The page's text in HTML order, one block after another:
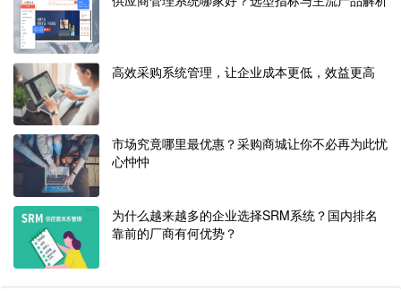
高效采购系统管理，让企业成本更低，效益更高
市场究竟哪里最优惠？采购商城让你不必再为此忧
心忡忡
为什么越来越多的企业选择SRM系统？国内排名
靠前的厂商有何优势？